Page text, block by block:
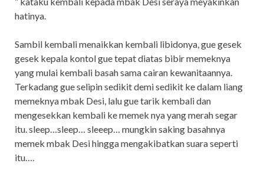
hatinya.
Sambil kembali menaikkan kembali libidonya, gue gesek
gesek kepala kontol gue tepat diatas bibir memeknya
yang mulai kembali basah sama cairan kewanitaannya.
Terkadang gue selipin sedikit demi sedikit ke dalam liang
memeknya mbak Desi, lalu gue tarik kembali dan
mengesekkan kembali ke memek nya yang merah segar
itu. sleep…sleep… sleeep… mungkin saking basahnya
memek mbak Desi hingga mengakibatkan suara seperti
itu….